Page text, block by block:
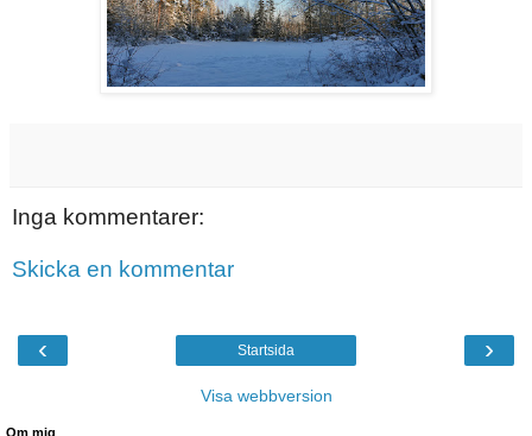
Inga kommentarer:
Skicka en kommentar
‹ ›
Startsida
Visa webbversion
Om mig